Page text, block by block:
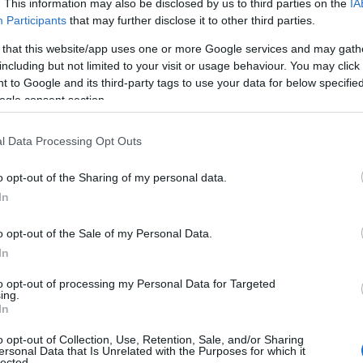
This information may also be disclosed by us to third parties on the
Participants that may further disclose it to other third parties.
that this website/app uses one or more Google services and may
but not limited to your visit or usage behaviour. You may
to Google and its third-party tags to use your data for below
consent section.
Data Processing Opt Outs
opt-out of the Sharing of my personal data.
opt-out of the Sale of my Personal Data.
opt-out of processing my Personal Data for Targeted
opt-out of Collection, Use, Retention, Sale, and/or Sharing
Data that Is Unrelated with the Purposes for which it
γύρω δρόμους, προκειμένου να μην
οδηγούς.